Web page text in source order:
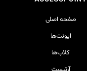
صفحه اصلی
ایونت‌ها
کلاب‌ها